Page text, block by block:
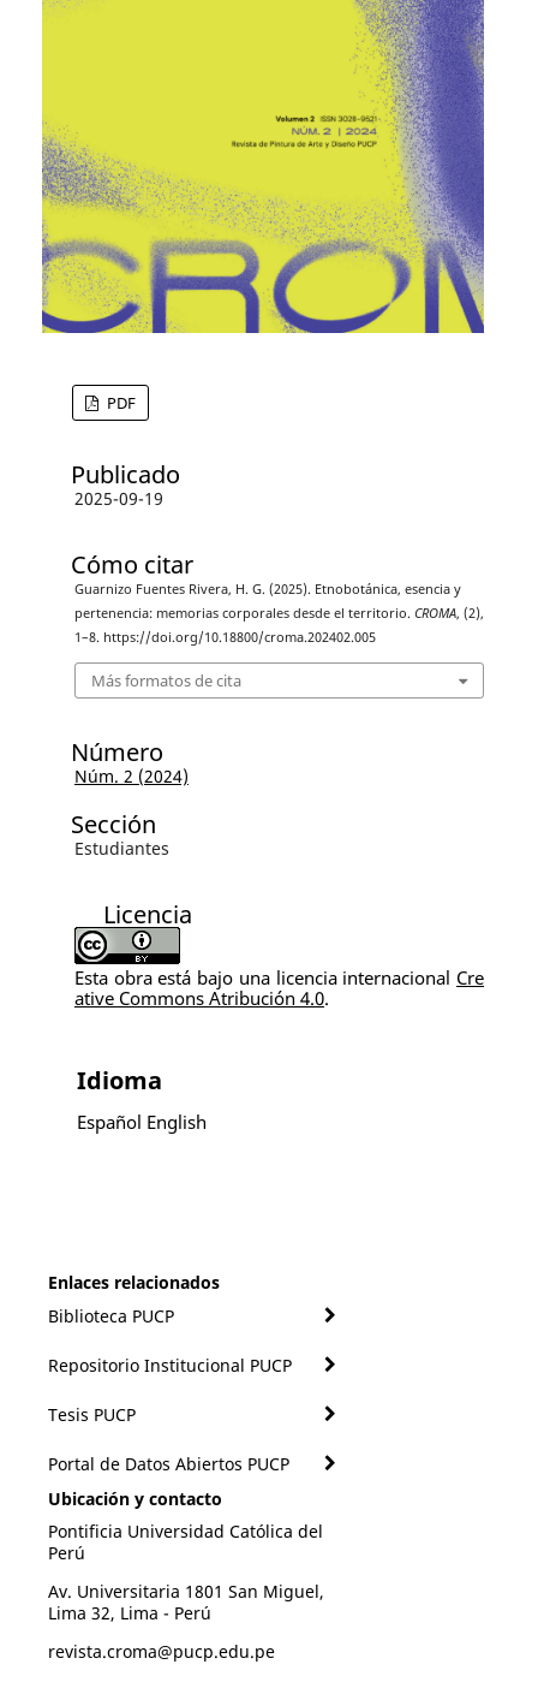
PDF
Publicado
2025-09-19
Cómo citar
Guarnizo Fuentes Rivera, H. G. (2025). Etnobotánica, esencia y
pertenencia: memorias corporales desde el territorio. CROMA, (2),
1–8. https://doi.org/10.18800/croma.202402.005
Más formatos de cita
Número
Núm. 2 (2024)
Sección
Estudiantes
Licencia
Esta obra está bajo una licencia internacional Cre
ative Commons Atribución 4.0.
Idioma
Español English
Enlaces relacionados
Biblioteca PUCP
Repositorio Institucional PUCP
Tesis PUCP
Portal de Datos Abiertos PUCP
Ubicación y contacto
Pontificia Universidad Católica del
Perú
Av. Universitaria 1801 San Miguel,
Lima 32, Lima - Perú
revista.croma@pucp.edu.pe